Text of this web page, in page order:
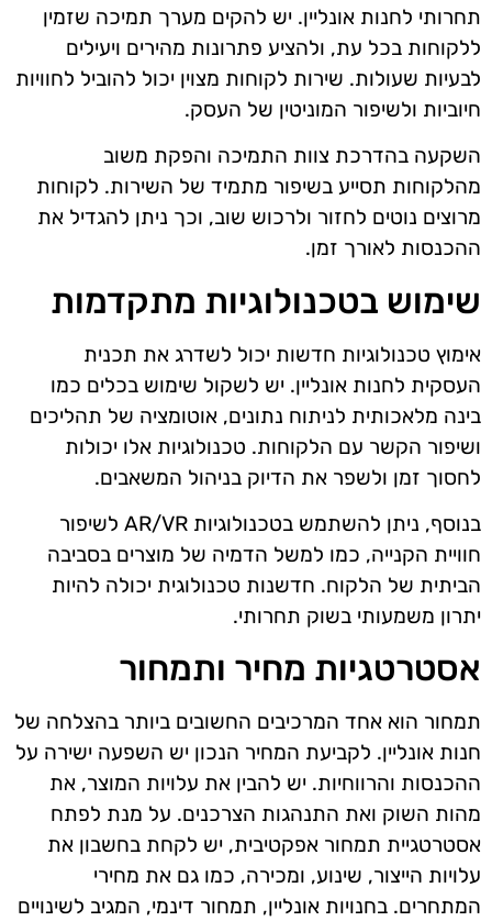
תחרותי לחנות אונליין. יש להקים מערך תמיכה שזמין
ללקוחות בכל עת, ולהציע פתרונות מהירים ויעילים
לבעיות שעולות. שירות לקוחות מצוין יכול להוביל לחוויות
חיוביות ולשיפור המוניטין של העסק.
השקעה בהדרכת צוות התמיכה והפקת משוב
מהלקוחות תסייע בשיפור מתמיד של השירות. לקוחות
מרוצים נוטים לחזור ולרכוש שוב, וכך ניתן להגדיל את
ההכנסות לאורך זמן.
שימוש בטכנולוגיות מתקדמות
אימוץ טכנולוגיות חדשות יכול לשדרג את תכנית
העסקית לחנות אונליין. יש לשקול שימוש בכלים כמו
בינה מלאכותית לניתוח נתונים, אוטומציה של תהליכים
ושיפור הקשר עם הלקוחות. טכנולוגיות אלו יכולות
לחסוך זמן ולשפר את הדיוק בניהול המשאבים.
בנוסף, ניתן להשתמש בטכנולוגיות AR/VR לשיפור
חוויית הקנייה, כמו למשל הדמיה של מוצרים בסביבה
הביתית של הלקוח. חדשנות טכנולוגית יכולה להיות
יתרון משמעותי בשוק תחרותי.
אסטרטגיות מחיר ותמחור
תמחור הוא אחד המרכיבים החשובים ביותר בהצלחה של
חנות אונליין. לקביעת המחיר הנכון יש השפעה ישירה על
ההכנסות והרווחיות. יש להבין את עלויות המוצר, את
מהות השוק ואת התנהגות הצרכנים. על מנת לפתח
אסטרטגיית תמחור אפקטיבית, יש לקחת בחשבון את
עלויות הייצור, שינוע, ומכירה, כמו גם את מחירי
המתחרים. בחנויות אונליין, תמחור דינמי, המגיב לשינויים